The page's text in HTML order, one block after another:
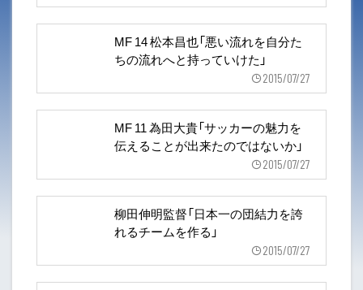
MF 14 松本昌也「悪い流れを自分た
ちの流れへと持っていけた」
2015/07/27
MF 11 為田大貴「サッカーの魅力を
伝えることが出来たのではないか」
2015/07/27
柳田伸明監督「日本一の団結力を誇
れるチームを作る」
2015/07/27